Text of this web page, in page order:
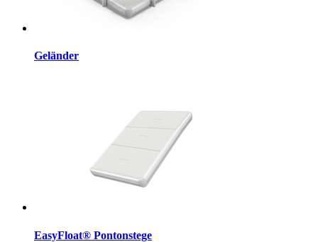
Geländer
EasyFloat® Pontonstege